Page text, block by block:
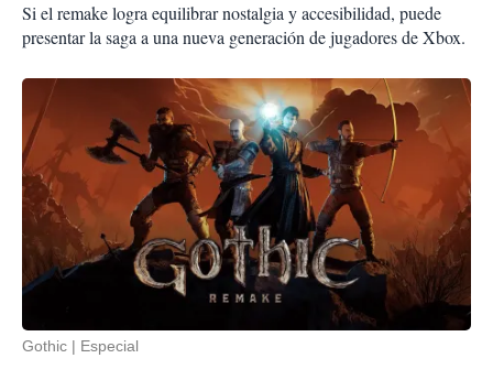
Si el remake logra equilibrar nostalgia y accesibilidad, puede
presentar la saga a una nueva generación de jugadores de Xbox.
Gothic Especial